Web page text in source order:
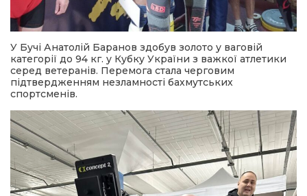
У Бучі Анатолій Баранов здобув золото у ваговій
категорії до 94 кг. у Кубку України з важкої атлетики
серед ветеранів. Перемога стала черговим
підтвердженням незламності бахмутських
спортсменів.